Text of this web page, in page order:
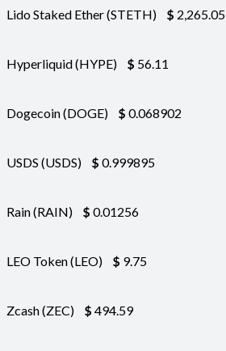
Lido Staked Ether (STETH) $ 2,265.05
Hyperliquid (HYPE) $ 56.11
Dogecoin (DOGE) $ 0.068902
USDS (USDS) $ 0.999895
Rain (RAIN) $ 0.01256
LEO Token (LEO) $ 9.75
Zcash (ZEC) $ 494.59